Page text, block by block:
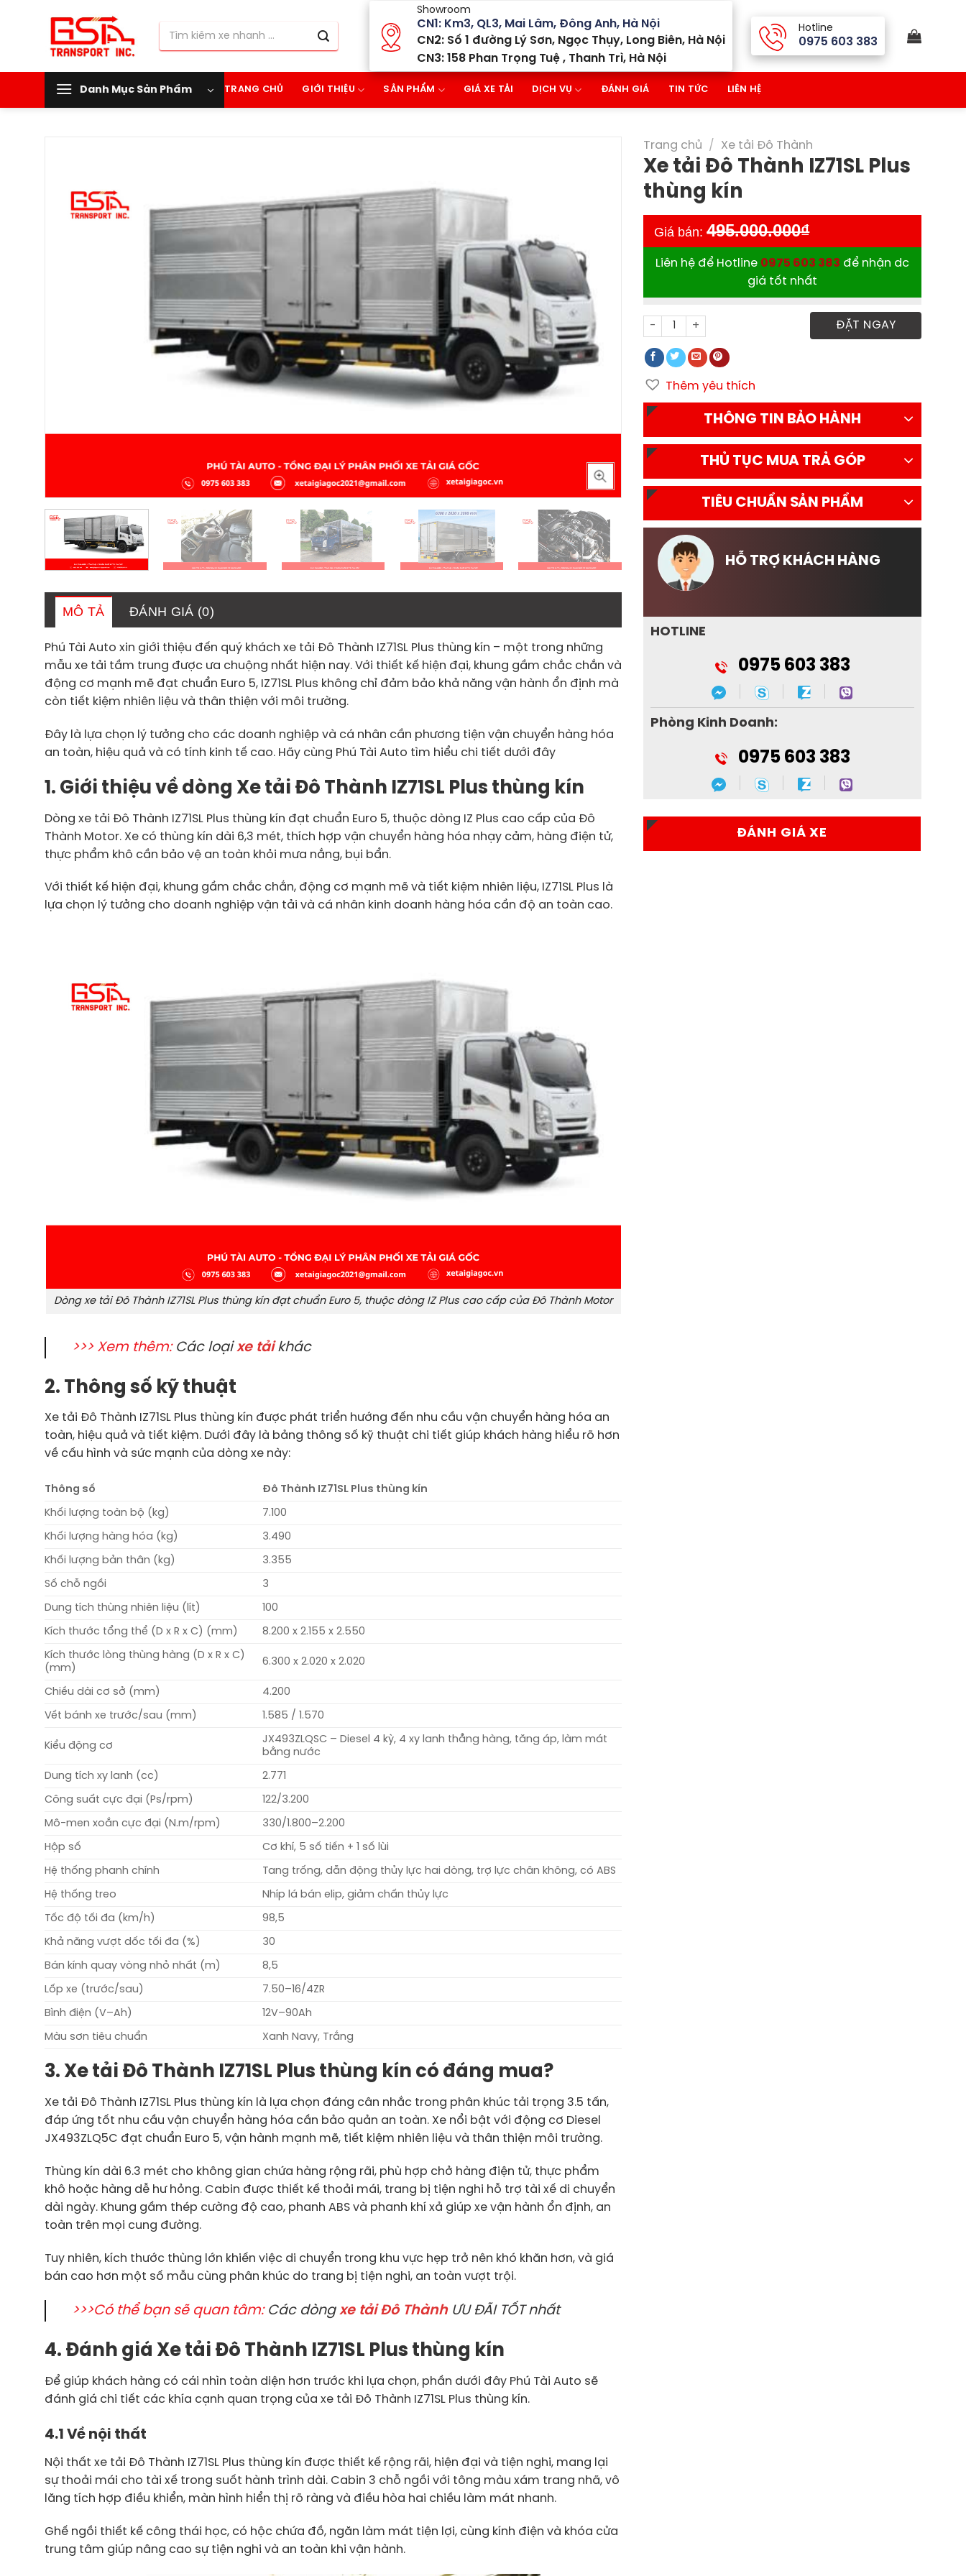
Tìm
Showroom
CN1: Km3, QL3, Mai Lâm, Đông Anh, Hà Nội
CN2: Số 1 đường Lý Sơn, Ngọc Thụy, Long Biên, Hà Nội
CN3: 158 Phan Trọng Tuệ , Thanh Trì, Hà Nội
Hotline
0975 603 383
Danh Mục Sản Phẩm TRANG CHỦ GIỚI THIỆU SẢN PHẨM GIÁ XE TẢI DỊCH VỤ ĐÁNH GIÁ TIN TỨC LIÊN HỆ
MÔ TẢ ĐÁNH GIÁ (0)
Phú Tài Auto xin giới thiệu đến quý khách xe tải Đô Thành IZ71SL Plus thùng kín – một trong những
mẫu xe tải tầm trung được ưa chuộng nhất hiện nay. Với thiết kế hiện đại, khung gầm chắc chắn và
động cơ mạnh mẽ đạt chuẩn Euro 5, IZ71SL Plus không chỉ đảm bảo khả năng vận hành ổn định mà
còn tiết kiệm nhiên liệu và thân thiện với môi trường.
Đây là lựa chọn lý tưởng cho các doanh nghiệp và cá nhân cần phương tiện vận chuyển hàng hóa
an toàn, hiệu quả và có tính kinh tế cao. Hãy cùng Phú Tài Auto tìm hiểu chi tiết dưới đây
1. Giới thiệu về dòng Xe tải Đô Thành IZ71SL Plus thùng kín
Dòng xe tải Đô Thành IZ71SL Plus thùng kín đạt chuẩn Euro 5, thuộc dòng IZ Plus cao cấp của Đô
Thành Motor. Xe có thùng kín dài 6,3 mét, thích hợp vận chuyển hàng hóa nhạy cảm, hàng điện tử,
thực phẩm khô cần bảo vệ an toàn khỏi mưa nắng, bụi bẩn.
Với thiết kế hiện đại, khung gầm chắc chắn, động cơ mạnh mẽ và tiết kiệm nhiên liệu, IZ71SL Plus là
lựa chọn lý tưởng cho doanh nghiệp vận tải và cá nhân kinh doanh hàng hóa cần độ an toàn cao.
Dòng xe tải Đô Thành IZ71SL Plus thùng kín đạt chuẩn Euro 5, thuộc dòng IZ Plus cao cấp của Đô Thành Motor
>>> Xem thêm:Các loạixe tảikhác
2. Thông số kỹ thuật
Xe tải Đô Thành IZ71SL Plus thùng kín được phát triển hướng đến nhu cầu vận chuyển hàng hóa an
toàn, hiệu quả và tiết kiệm. Dưới đây là bảng thông số kỹ thuật chi tiết giúp khách hàng hiểu rõ hơn
về cấu hình và sức mạnh của dòng xe này:
Thông số Đô Thành IZ71SL Plus thùng kín
Khối lượng toàn bộ (kg) 7.100
Khối lượng hàng hóa (kg) 3.490
Khối lượng bản thân (kg) 3.355
Số chỗ ngồi 3
Dung tích thùng nhiên liệu (lít) 100
Kích thước tổng thể (D x R x C) (mm) 8.200 x 2.155 x 2.550
Kích thước lòng thùng hàng (D x R x C)
(mm)
6.300 x 2.020 x 2.020
Chiều dài cơ sở (mm) 4.200
Vết bánh xe trước/sau (mm) 1.585 / 1.570
Kiểu động cơ
JX493ZLQSC – Diesel 4 kỳ, 4 xy lanh thẳng hàng, tăng áp, làm mát
bằng nước
Dung tích xy lanh (cc) 2.771
Công suất cực đại (Ps/rpm) 122/3.200
Mô-men xoắn cực đại (N.m/rpm) 330/1.800–2.200
Hộp số Cơ khí, 5 số tiến + 1 số lùi
Hệ thống phanh chính Tang trống, dẫn động thủy lực hai dòng, trợ lực chân không, có ABS
Hệ thống treo Nhíp lá bán elip, giảm chấn thủy lực
Tốc độ tối đa (km/h) 98,5
Khả năng vượt dốc tối đa (%) 30
Bán kính quay vòng nhỏ nhất (m) 8,5
Lốp xe (trước/sau) 7.50–16/4ZR
Bình điện (V–Ah) 12V–90Ah
Màu sơn tiêu chuẩn Xanh Navy, Trắng
3. Xe tải Đô Thành IZ71SL Plus thùng kín có đáng mua?
Xe tải Đô Thành IZ71SL Plus thùng kín là lựa chọn đáng cân nhắc trong phân khúc tải trọng 3.5 tấn,
đáp ứng tốt nhu cầu vận chuyển hàng hóa cần bảo quản an toàn. Xe nổi bật với động cơ Diesel
JX493ZLQ5C đạt chuẩn Euro 5, vận hành mạnh mẽ, tiết kiệm nhiên liệu và thân thiện môi trường.
Thùng kín dài 6.3 mét cho không gian chứa hàng rộng rãi, phù hợp chở hàng điện tử, thực phẩm
khô hoặc hàng dễ hư hỏng. Cabin được thiết kế thoải mái, trang bị tiện nghi hỗ trợ tài xế di chuyển
dài ngày. Khung gầm thép cường độ cao, phanh ABS và phanh khí xả giúp xe vận hành ổn định, an
toàn trên mọi cung đường.
Tuy nhiên, kích thước thùng lớn khiến việc di chuyển trong khu vực hẹp trở nên khó khăn hơn, và giá
bán cao hơn một số mẫu cùng phân khúc do trang bị tiện nghi, an toàn vượt trội.
>>>Có thể bạn sẽ quan tâm:Các dòng xe tải Đô ThànhƯU ĐÃI TỐT nhất
4. Đánh giá Xe tải Đô Thành IZ71SL Plus thùng kín
Để giúp khách hàng có cái nhìn toàn diện hơn trước khi lựa chọn, phần dưới đây Phú Tài Auto sẽ
đánh giá chi tiết các khía cạnh quan trọng của xe tải Đô Thành IZ71SL Plus thùng kín.
4.1 Về nội thất
Nội thất xe tải Đô Thành IZ71SL Plus thùng kín được thiết kế rộng rãi, hiện đại và tiện nghi, mang lại
sự thoải mái cho tài xế trong suốt hành trình dài. Cabin 3 chỗ ngồi với tông màu xám trang nhã, vô
lăng tích hợp điều khiển, màn hình hiển thị rõ ràng và điều hòa hai chiều làm mát nhanh.
Ghế ngồi thiết kế công thái học, có hộc chứa đồ, ngăn làm mát tiện lợi, cùng kính điện và khóa cửa
trung tâm giúp nâng cao sự tiện nghi và an toàn khi vận hành.
Trang chủ / Xe tải Đô Thành
Xe tải Đô Thành IZ71SL Plus
thùng kín
Giá bán:495.000.000₫
Liên hệ để Hotline 0975 603 383 để nhận dc
giá tốt nhất
Xe tải Đô Thành IZ71SL Plus thùng kín số lượng
ĐẶT NGAY
Thêm yêu thích
THÔNG TIN BẢO HÀNH
THỦ TỤC MUA TRẢ GÓP
TIÊU CHUẨN SẢN PHẨM
HỖ TRỢ KHÁCH HÀNG
HOTLINE
0975 603 383
Phòng Kinh Doanh:
0975 603 383
ĐÁNH GIÁ XE